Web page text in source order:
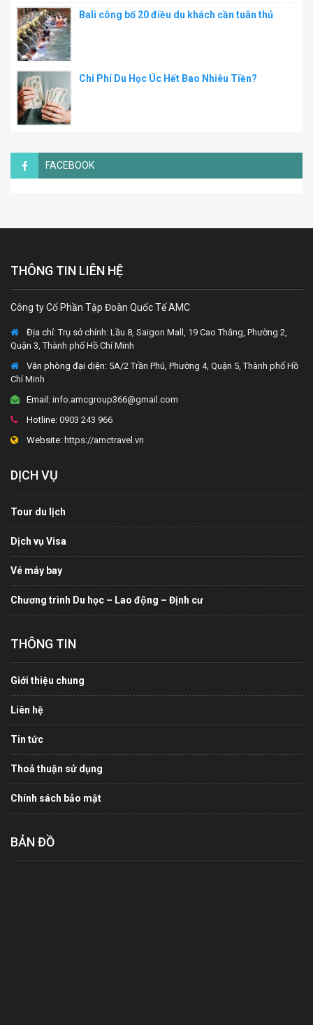
Bali công bố 20 điều du khách cần tuân thủ
Chi Phí Du Học Úc Hết Bao Nhiêu Tiền?
FACEBOOK
THÔNG TIN LIÊN HỆ
Công ty Cổ Phần Tập Đoàn Quốc Tế AMC
Địa chỉ:Trụ sở chính: Lầu 8, Saigon Mall, 19 Cao Thắng, Phường 2,
Quận 3, Thành phố Hồ Chí Minh
Văn phòng đại diện: 5A/2 Trần Phú, Phường 4, Quận 5, Thành phố Hồ
Chí Minh
Email: info.amcgroup366@gmail.com
Hotline: 0903 243 966
Website: https://amctravel.vn
DỊCH VỤ
Tour du lịch
Dịch vụ Visa
Vé máy bay
Chương trình Du học – Lao động – Định cư
THÔNG TIN
Giới thiệu chung
Liên hệ
Tin tức
Thoả thuận sử dụng
Chính sách bảo mật
BẢN ĐỒ